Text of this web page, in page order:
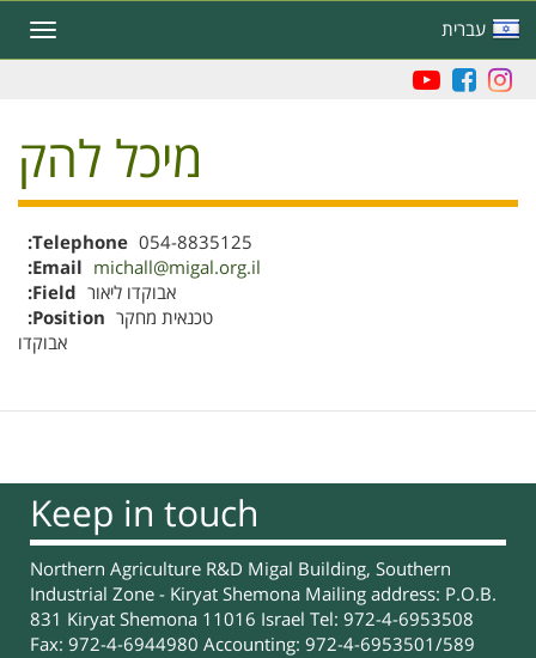
main
עברית
Toggle
navigation
מיכל להק
Telephone 054-8835125
Email michall@migal.org.il
Field אבוקדו ליאור
Position טכנאית מחקר
אבוקדו
Keep in touch
Northern Agriculture R&D Migal Building, Southern
Industrial Zone - Kiryat Shemona Mailing address: P.O.B.
831 Kiryat Shemona 11016 Israel Tel: 972-4-6953508
Fax: 972-4-6944980 Accounting: 972-4-6953501/589